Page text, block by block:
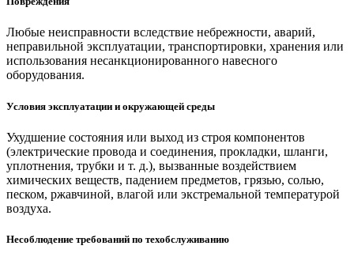
Любые неисправности вследствие небрежности, аварий,
неправильной эксплуатации, транспортировки, хранения или
использования несанкционированного навесного
оборудования.
Условия эксплуатации и окружающей среды
Ухудшение состояния или выход из строя компонентов
(электрические провода и соединения, прокладки, шланги,
уплотнения, трубки и т. д.), вызванные воздействием
химических веществ, падением предметов, грязью, солью,
песком, ржавчиной, влагой или экстремальной температурой
воздуха.
Несоблюдение требований по техобслуживанию